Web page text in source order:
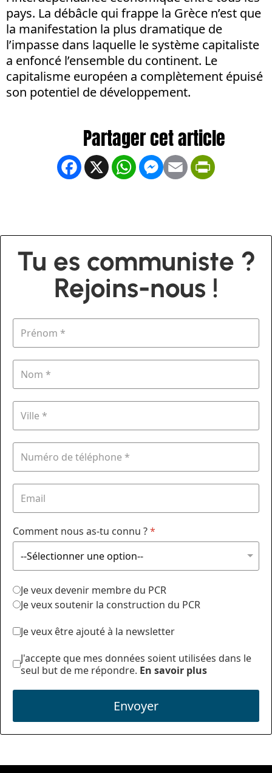
pays. La débâcle qui frappe la Grèce n’est que
la manifestation la plus dramatique de
l’impasse dans laquelle le système capitaliste
a enfoncé l’ensemble du continent. Le
capitalisme européen a complètement épuisé
son potentiel de développement.
Facebook
X WhatsApp
Messenger
Email
Tu es communiste ?
Rejoins-nous !
Comment nous as-tu connu ?*
Je veux devenir membre du PCR
Je veux soutenir la construction du PCR
Je veux être ajouté à la newsletter
J'accepte que mes données soient utilisées dans le
seul but de me répondre. En savoir plus
Envoyer